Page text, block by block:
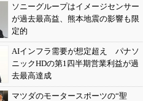
ソニーグループはイメージセンサー
が過去最高益、熊本地震の影響も限
定的
AIインフラ需要が想定超え パナソ
ニックHDの第1四半期営業利益が過
去最高達成
マツダのモータースポーツの“聖